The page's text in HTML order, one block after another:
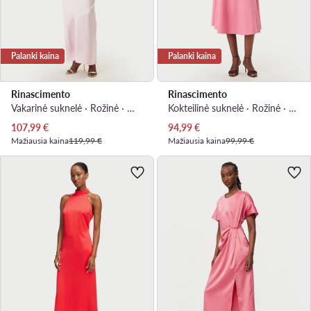
Palanki kaina
Rinascimento
Vakarinė suknelė · Rožinė · Maksi, Asimetriškas
Dabartinė kaina
107,99€
Mažiausia kaina119,99 €
Palanki kaina
Rinascimento
Kokteilinė suknelė · Rožinė · Midi
Dabartinė kaina
94,99€
Mažiausia kaina99,99 €